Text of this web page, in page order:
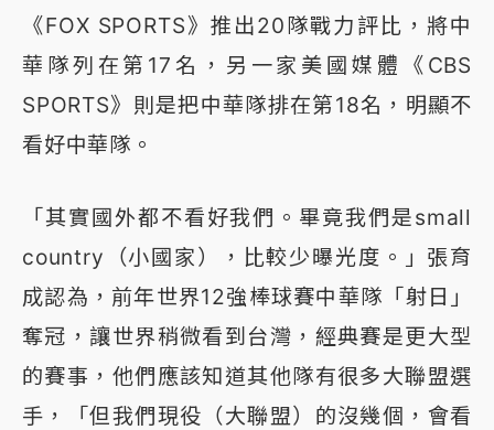
《FOX SPORTS》推出20隊戰力評比，將中
華隊列在第17名，另一家美國媒體《CBS
SPORTS》則是把中華隊排在第18名，明顯不
看好中華隊。
「其實國外都不看好我們。畢竟我們是small
country（小國家），比較少曝光度。」張育
成認為，前年世界12強棒球賽中華隊「射日」
奪冠，讓世界稍微看到台灣，經典賽是更大型
的賽事，他們應該知道其他隊有很多大聯盟選
手，「但我們現役（大聯盟）的沒幾個，會看